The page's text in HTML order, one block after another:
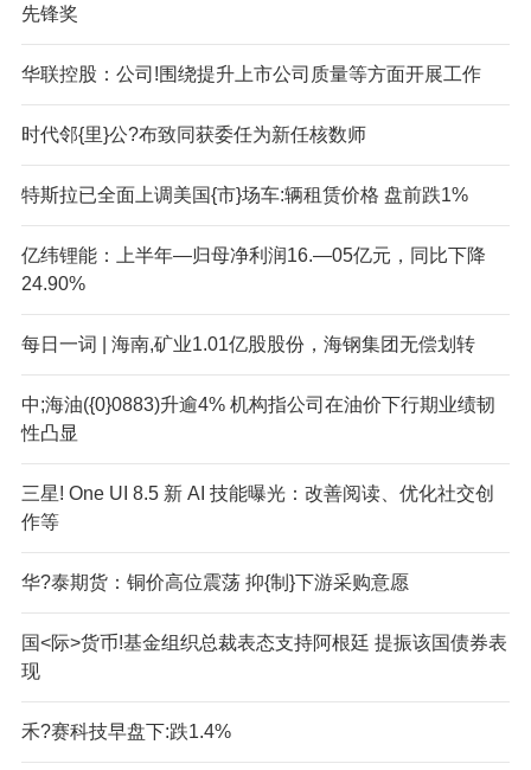
先锋奖
华联控股：公司!围绕提升上市公司质量等方面开展工作
时代邻{里}公?布致同获委任为新任核数师
特斯拉已全面上调美国{市}场车:辆租赁价格 盘前跌1%
亿纬锂能：上半年—归母净利润16.—05亿元，同比下降
24.90%
每日一词 | 海南,矿业1.01亿股股份，海钢集团无偿划转
中;海油({0}0883)升逾4% 机构指公司在油价下行期业绩韧
性凸显
三星! One UI 8.5 新 AI 技能曝光：改善阅读、优化社交创
作等
华?泰期货：铜价高位震荡 抑{制}下游采购意愿
国<际>货币!基金组织总裁表态支持阿根廷 提振该国债券表
现
禾?赛科技早盘下:跌1.4%